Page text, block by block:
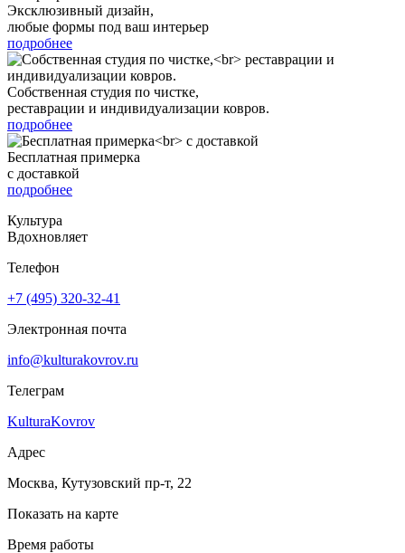
Эксклюзивный дизайн,
любые формы под ваш интерьер
подробнее
Собственная студия по чистке,
реставрации и индивидуализации ковров.
подробнее
Бесплатная примерка
с доставкой
подробнее
Культура
Вдохновляет
Телефон
+7 (495) 320-32-41
Электронная почта
info@kulturakovrov.ru
Телеграм
KulturaKovrov
Адрес
Москва, Кутузовский пр-т, 22
Показать на карте
Время работы